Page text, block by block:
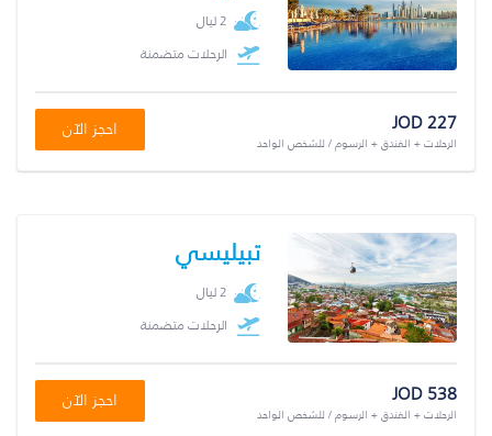
2 ليال
الرحلات متضمنة
JOD 227
الرحلات + الفندق + الرسوم / للشخص الواحد
احجز الآن
تبيليسي
2 ليال
الرحلات متضمنة
JOD 538
الرحلات + الفندق + الرسوم / للشخص الواحد
احجز الآن